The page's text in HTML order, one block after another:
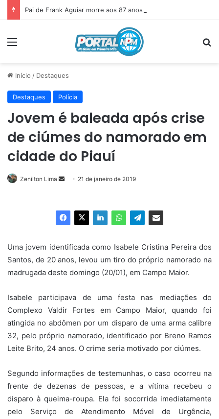
Pai de Frank Aguiar morre aos 87 anos em Itainópolis
Início / Destaques
Destaques Polícia
Jovem é baleada após crise
de ciúmes do namorado em
cidade do Piauí
Zenilton Lima
Mande
mail
21 de janeiro de 2019
Uma jovem identificada como Isabele Cristina Pereira dos
Santos, de 20 anos, levou um tiro do próprio namorado na
madrugada deste domingo (20/01), em Campo Maior.
Isabele participava de uma festa nas mediações do
Complexo Valdir Fortes em Campo Maior, quando foi
atingida no abdômen por um disparo de uma arma calibre
32, pelo próprio namorado, identificado por Breno Ramos
Leite Brito, 24 anos. O crime seria motivado por ciúmes.
Segundo informações de testemunhas, o caso ocorreu na
frente de dezenas de pessoas, e a vítima recebeu o
disparo à queima-roupa. Ela foi socorrida imediatamente
pelo Serviço de Atendimento Móvel de Urgência,